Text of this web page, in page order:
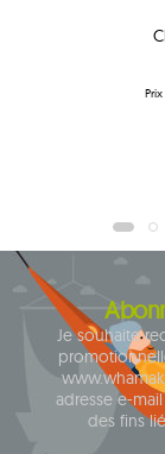
Je souhaite
adresse e-
des fins